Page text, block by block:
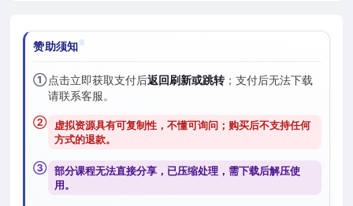
赞助须知
①点击立即获取支付后返回刷新或跳转；支付后无法下载
请联系客服。
② 虚拟资源具有可复制性，不懂可询问；购买后不支持任何
方式的退款。
③ 部分课程无法直接分享，已压缩处理，需下载后解压使
用。